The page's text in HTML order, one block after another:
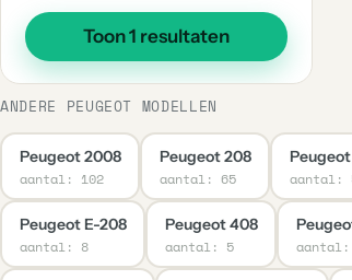
E-Partner 1
1
203 1
201
Toon 1 resultaten
ANDERE PEUGEOT MODELLEN
Peugeot 2008
aantal: 102
Peugeot 208
aantal: 65 aantal:
Peugeot E-208
aantal: 8
Peugeot 408
aantal: 5